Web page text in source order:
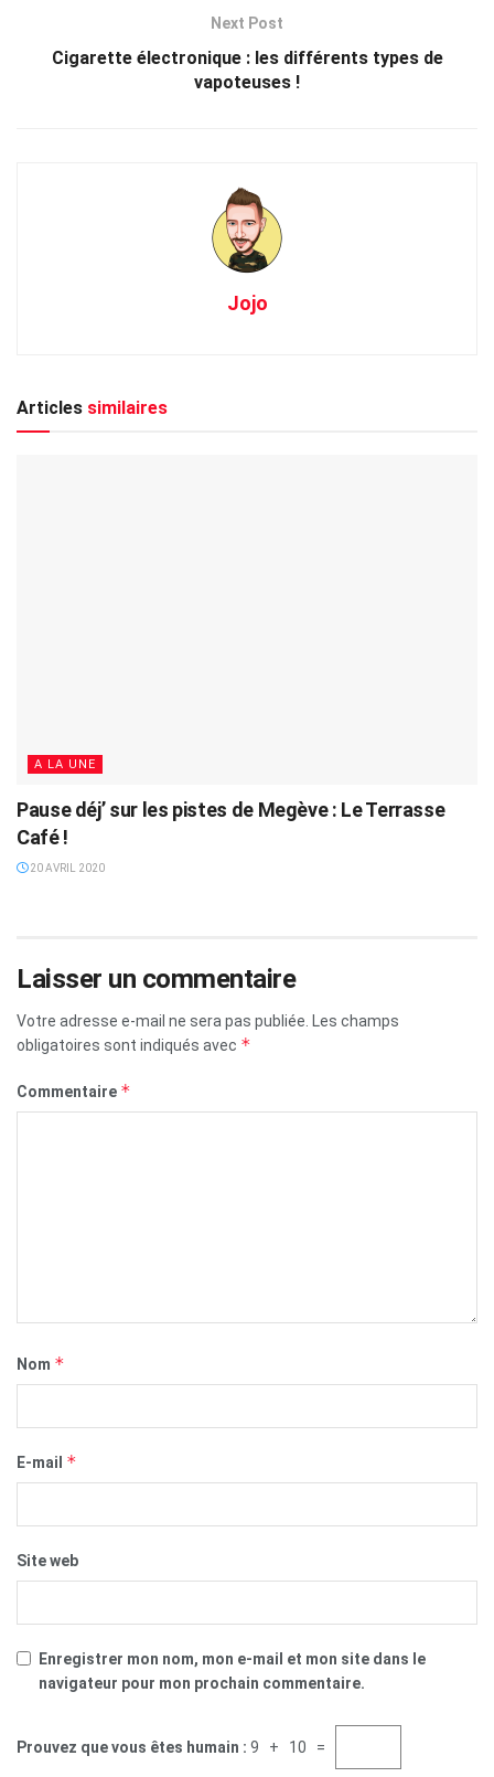
Next Post
Cigarette électronique : les différents types de
vapoteuses !
Jojo
Articles similaires
A LA UNE
Pause déj’ sur les pistes de Megève : Le Terrasse
Café !
20 AVRIL 2020
Laisser un commentaire
Votre adresse e-mail ne sera pas publiée. Les champs
obligatoires sont indiqués avec *
Commentaire *
Nom *
E-mail *
Site web
Enregistrer mon nom, mon e-mail et mon site dans le
navigateur pour mon prochain commentaire.
Prouvez que vous êtes humain : 9 + 10 =